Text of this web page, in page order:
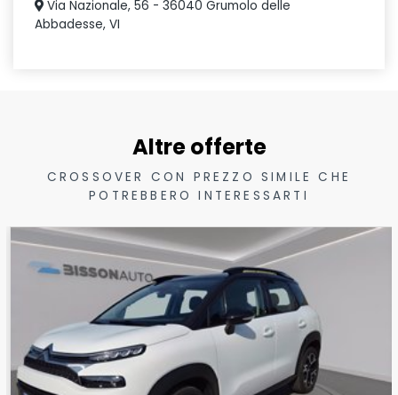
Via Nazionale, 56 - 36040 Grumolo delle
Abbadesse, VI
Altre offerte
CROSSOVER CON PREZZO SIMILE CHE
POTREBBERO INTERESSARTI